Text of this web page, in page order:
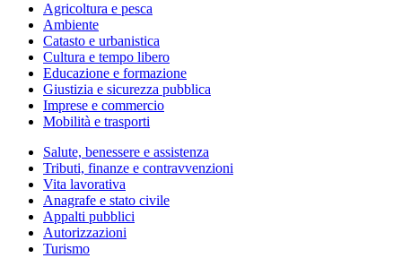
Agricoltura e pesca
Ambiente
Catasto e urbanistica
Cultura e tempo libero
Educazione e formazione
Giustizia e sicurezza pubblica
Imprese e commercio
Mobilità e trasporti
Salute, benessere e assistenza
Tributi, finanze e contravvenzioni
Vita lavorativa
Anagrafe e stato civile
Appalti pubblici
Autorizzazioni
Turismo